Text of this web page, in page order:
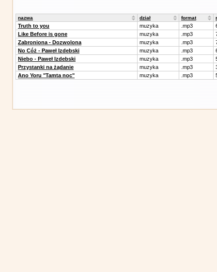
nazwa dział format
Truth to you muzyka .mp3
Like Before is gone
muzyka .mp3
Zabroniona - Dozwolona
muzyka .mp3
No Cóż - Paweł Izdebski
muzyka .mp3
Niebo - Paweł Izdebski
muzyka .mp3
Przystanki na żądanie
muzyka .mp3
Ano Yoru "Tamta noc"
muzyka .mp3